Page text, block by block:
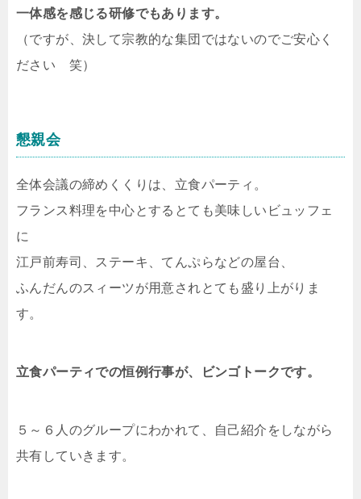
一体感を感じる研修でもあります。
（ですが、決して宗教的な集団ではないのでご安心く
ださい 笑）
懇親会
全体会議の締めくくりは、立食パーティ。
フランス料理を中心とするとても美味しいビュッフェ
に
江戸前寿司、ステーキ、てんぷらなどの屋台、
ふんだんのスィーツが用意されとても盛り上がりま
す。
立食パーティでの恒例行事が、ビンゴトークです。
５～６人のグループにわかれて、自己紹介をしながら
共有していきます。